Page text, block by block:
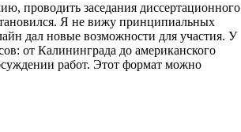
проводить заседания диссертационного
Я не вижу принципиальных
дал новые возможности для участия. У
от Калининграда до американского
работ. Этот формат можно